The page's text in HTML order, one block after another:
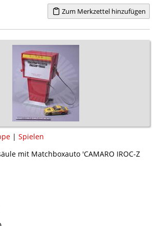
Zum Merkzettel hinzufügen
| Spielen
mit Matchboxauto 'CAMARO IROC-Z